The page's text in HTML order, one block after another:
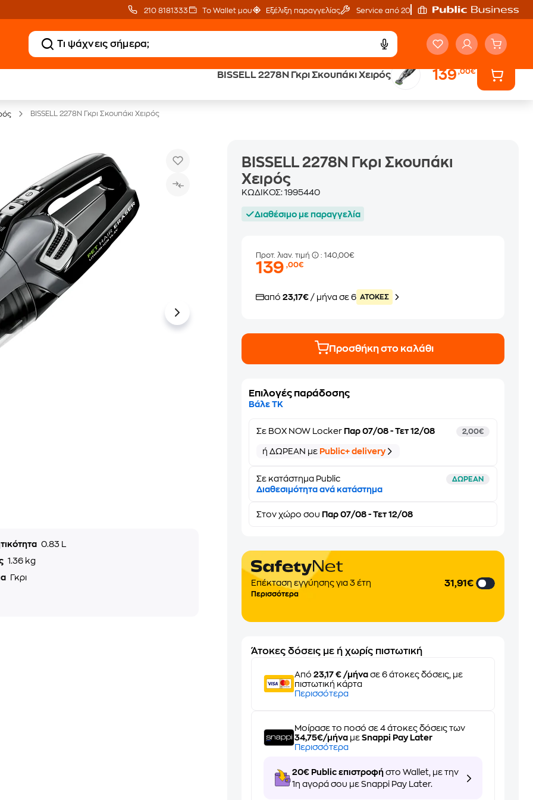
210 8181333 Το Wallet μου Εξέλιξη παραγγελίας Service από 20'
BISSELL 2278N Γκρι Σκουπάκι Χειρός 139,00€
Δωρεάν Μεταφορικά Public επιστροφή €
BISSELL 2278N Γκρι Σκουπάκι Χειρός
0.83 L
1.36 kg
Γκρι
BISSELL 2278N Γκρι Σκουπάκι
Χειρός
ΚΩΔΙΚΟΣ:1995440
Διαθέσιμο με παραγγελία
Προτ. λιαν. τιμή : 140,00€
139,00€
από23,17€ / μήνα σε 6 ATOKEΣ
Προσθήκη στο καλάθι
Επιλογές παράδοσης
Βάλε ΤΚ
Σε BOX NOW Locker Παρ 07/08 - Τετ 12/08 2,00€
ή ΔΩΡΕΑΝ με Public+ delivery
Σε κατάστημα Public ΔΩΡΕΑΝ
Διαθεσιμότητα ανά κατάστημα
Στονχώρο σου Παρ 07/08 - Τετ 12/08
Επέκταση εγγύησης για 3 έτη
Περισσότερα
31,91€
Άτοκες δόσεις με ή χωρίς πιστωτική
Από23,17 € /μήνα σε 6 άτοκες δόσεις, με
πιστωτική κάρτα
Περισσότερα
Μοίρασε το ποσό σε 4 άτοκες δόσεις των
34,75€/μήνα μεSnappi Pay Later
Περισσότερα
20€ Public επιστροφή στο Wallet, με την
1η αγορά σου με Snappi Pay Later.